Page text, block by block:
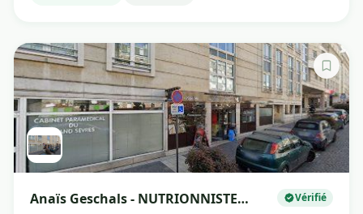
Anaïs Geschals - NUTRIONNISTE
Vérifié